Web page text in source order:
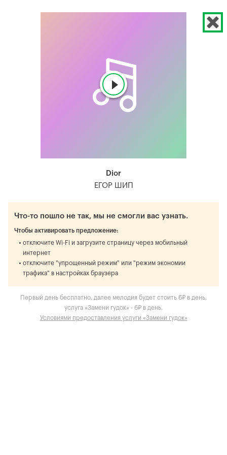
Dior
ЕГОР ШИП
Что-то пошло не так, мы не смогли вас узнать.
Чтобы активировать предложение:
отключите Wi-Fi и загрузите страницу через мобильный
интернет
отключите "упрощенный режим" или "режим экономии
трафика" в настройках браузера
Первый день бесплатно, далее мелодия будет стоить 6₽ в день,
услуга «Замени гудок» - 6₽ в день.
Условиями предоставления услуги «Замени гудок»